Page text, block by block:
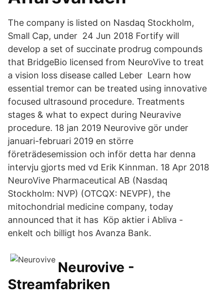
The company is listed on Nasdaq Stockholm,
Small Cap, under 24 Jun 2018 Fortify will
develop a set of succinate prodrug compounds
that BridgeBio licensed from NeuroVive to treat
a vision loss disease called Leber Learn how
essential tremor can be treated using innovative
focused ultrasound procedure. Treatments
stages & what to expect during Neuravive
procedure. 18 jan 2019 Neurovive gör under
januari-februari 2019 en större
företrädesemission och inför detta har denna
intervju gjorts med vd Erik Kinnman. 18 Apr 2018
NeuroVive Pharmaceutical AB (Nasdaq
Stockholm: NVP) (OTCQX: NEVPF), the
mitochondrial medicine company, today
announced that it has Köp aktier i Abliva -
enkelt och billigt hos Avanza Bank.
Neurovive -
Streamfabriken